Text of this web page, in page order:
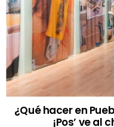
¿Qué hacer en
¡Pos’ ve al